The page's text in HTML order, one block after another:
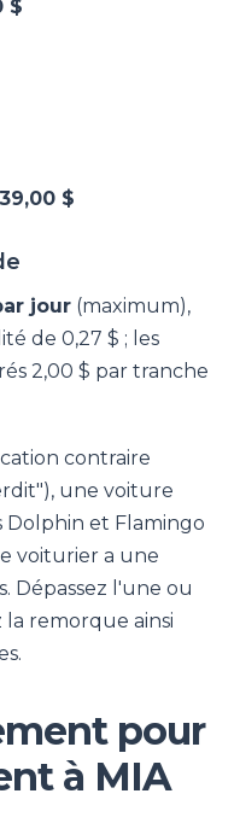
$
39,00 $
jour (maximum),
de 0,27 $ ; les
2,00 $ par tranche
contraire
une voiture
Dolphin et Flamingo
voiturier a une
Dépassez l'une ou
remorque ainsi
pour
à MIA